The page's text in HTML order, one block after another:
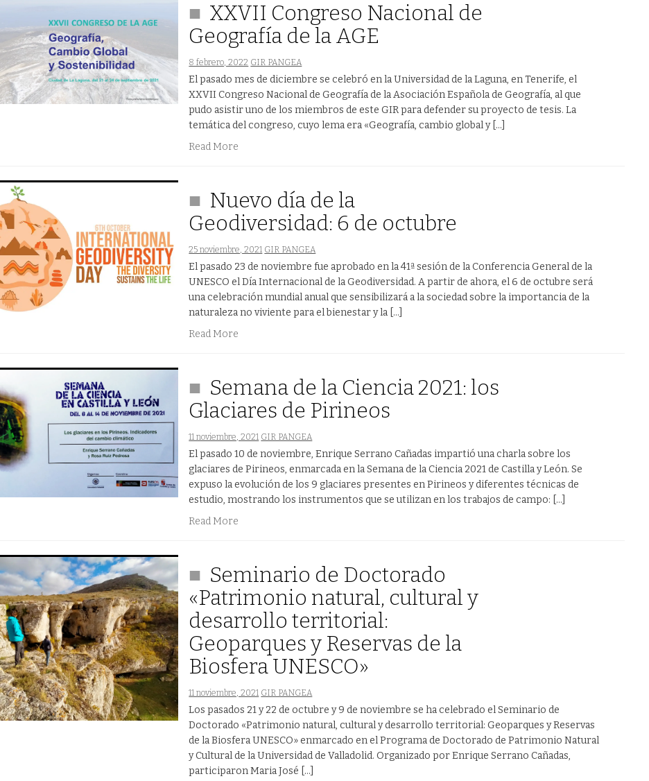
XXVII Congreso Nacional de
Geografía de la AGE
8 febrero, 2022 GIR PANGEA
El pasado mes de diciembre se celebró en la Universidad de la Laguna, en Tenerife, el
XXVII Congreso Nacional de Geografía de la Asociación Española de Geografía, al que
pudo asistir uno de los miembros de este GIR para defender su proyecto de tesis. La
temática del congreso, cuyo lema era «Geografía, cambio global y […]
Read More
Nuevo día de la
Geodiversidad: 6 de octubre
25 noviembre, 2021 GIR PANGEA
El pasado 23 de noviembre fue aprobado en la 41ª sesión de la Conferencia General de la
UNESCO el Día Internacional de la Geodiversidad. A partir de ahora, el 6 de octubre será
una celebración mundial anual que sensibilizará a la sociedad sobre la importancia de la
naturaleza no viviente para el bienestar y la […]
Read More
Semana de la Ciencia 2021: los
Glaciares de Pirineos
11 noviembre, 2021 GIR PANGEA
El pasado 10 de noviembre, Enrique Serrano Cañadas impartió una charla sobre los
glaciares de Pirineos, enmarcada en la Semana de la Ciencia 2021 de Castilla y León. Se
expuso la evolución de los 9 glaciares presentes en Pirineos y diferentes técnicas de
estudio, mostrando los instrumentos que se utilizan en los trabajos de campo: […]
Read More
Seminario de Doctorado
«Patrimonio natural, cultural y
desarrollo territorial:
Geoparques y Reservas de la
Biosfera UNESCO»
11 noviembre, 2021 GIR PANGEA
Los pasados 21 y 22 de octubre y 9 de noviembre se ha celebrado el Seminario de
Doctorado «Patrimonio natural, cultural y desarrollo territorial: Geoparques y Reservas
de la Biosfera UNESCO» enmarcado en el Programa de Doctorado de Patrimonio Natural
y Cultural de la Universidad de Valladolid. Organizado por Enrique Serrano Cañadas,
participaron Maria José […]